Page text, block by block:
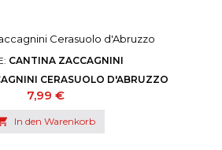
CANTINA ZACCAGNINI
CERASUOLO D'ABRUZZO
Preis
7,99 €
In den Warenkorb